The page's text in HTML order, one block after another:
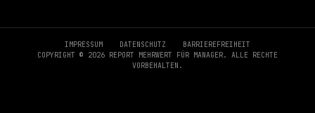
IMPRESSUM DATENSCHUTZ
BARRIEREFREIHEIT
COPYRIGHT © 2026 REPORT MEHRWERT FÜR MANAGER. ALLE RECHTE
VORBEHALTEN.